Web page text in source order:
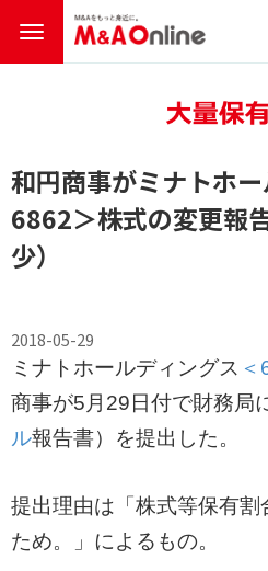
和円商事がミナトホ
6862＞株式の変更報
少）
2018-05-29
ミナトホールディングス ＜
商事が5月29日付で財務局
ル報告書）を提出した。
提出理由は「株式等保有割
ため。」によるもの。